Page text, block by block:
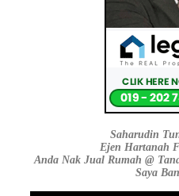
Saharudin
Ejen Hartanah
Anda Nak Jual Rumah @
Saya